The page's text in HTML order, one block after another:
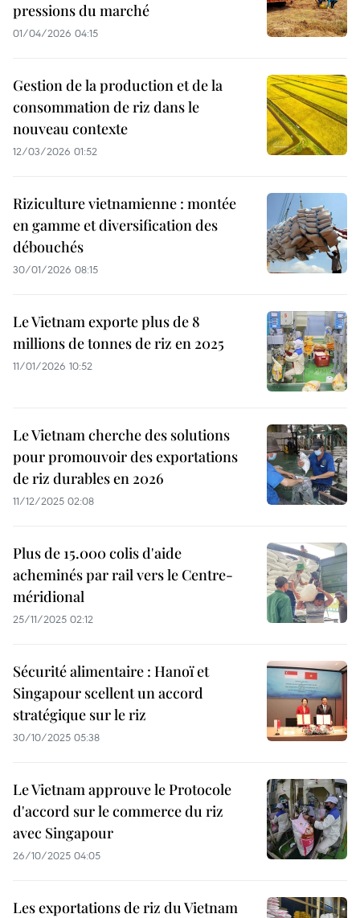
pressions du marché
01/04/2026 04:15
Gestion de la production et de la
consommation de riz dans le
nouveau contexte
12/03/2026 01:52
Riziculture vietnamienne : montée
en gamme et diversification des
débouchés
30/01/2026 08:15
Le Vietnam exporte plus de 8
millions de tonnes de riz en 2025
11/01/2026 10:52
Le Vietnam cherche des solutions
pour promouvoir des exportations
de riz durables en 2026
11/12/2025 02:08
Plus de 15.000 colis d'aide
acheminés par rail vers le Centre-
méridional
25/11/2025 02:12
Sécurité alimentaire : Hanoï et
Singapour scellent un accord
stratégique sur le riz
30/10/2025 05:38
Le Vietnam approuve le Protocole
d'accord sur le commerce du riz
avec Singapour
26/10/2025 04:05
Les exportations de riz du Vietnam